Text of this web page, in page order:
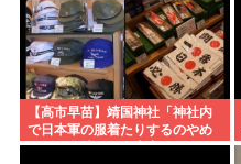
【高市早苗】靖国神社「神社内
で日本軍の服着たりするのやめ
ろ！」遊就館のお土産屋がこち